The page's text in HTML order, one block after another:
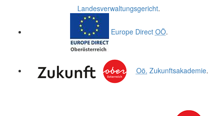
Landesverwaltungsgericht.
Europe Direct OÖ.
Oö. Zukunftsakademie.